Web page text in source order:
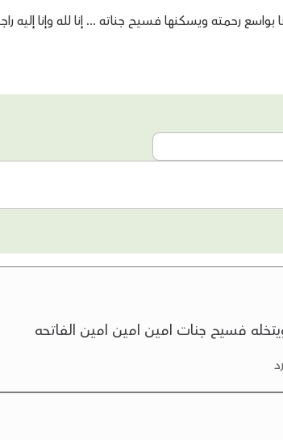
رحمته ويسكنها فسيح جناته ... إنا لله وإنا إليه
فسيح جنات امين امين امين الفاتحه
رد